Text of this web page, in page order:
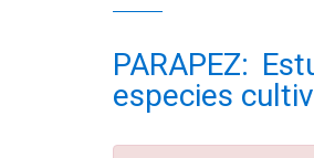
PARAPEZ:
especies